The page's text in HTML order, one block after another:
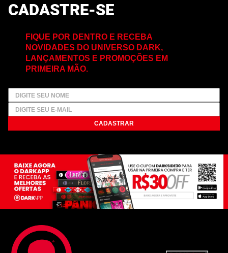
CADASTRE-SE
FIQUE POR DENTRO E RECEBA
NOVIDADES DO UNIVERSO DARK,
LANÇAMENTOS E PROMOÇÕES EM
PRIMEIRA MÃO.
CADASTRAR